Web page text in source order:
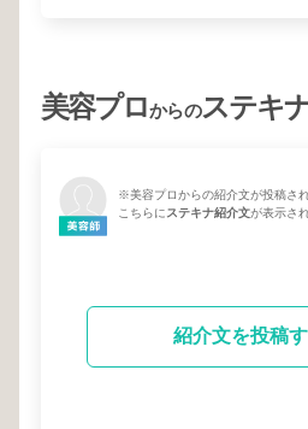
美容プロからのステキ
※美容プロからの紹介文が投稿さ
こちらにステキナ紹介文が表示さ
紹介文を投稿